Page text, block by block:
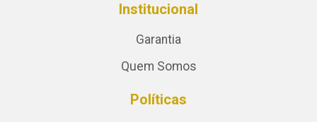
Institucional
Garantia
Quem Somos
Políticas